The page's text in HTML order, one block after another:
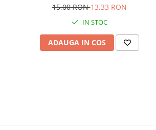
15,00 RON13,33 RON
IN STOC
ADAUGA IN COS